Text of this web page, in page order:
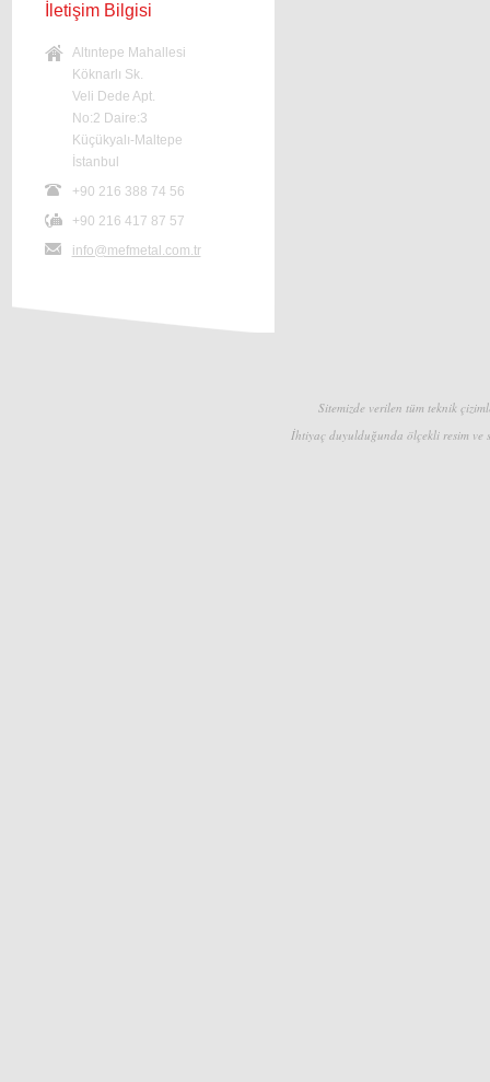
İletişim Bilgisi
Altıntepe Mahallesi
Köknarlı Sk.
Veli Dede Apt.
No:2 Daire:3
Küçükyalı-Maltepe
İstanbul
+90 216 388 74 56
+90 216 417 87 57
info@mefmetal.com.tr
Sitemizde verilen tüm teknik
İhtiyaç duyulduğunda ölçekli resim ve